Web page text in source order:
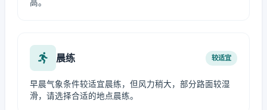
高。
晨练 较适宜
早晨气象条件较适宜晨练，但风力稍大，部分路面较湿
滑，请选择合适的地点晨练。